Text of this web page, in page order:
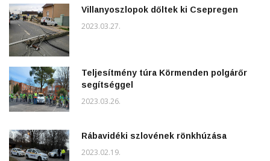
Villanyoszlopok dőltek ki Csepregen
2023.03.27.
Teljesítmény túra Körmenden polgárőr
segítséggel
2023.03.26.
Rábavidéki szlovének rönkhúzása
2023.02.19.